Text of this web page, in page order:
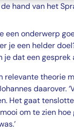
hand van het
een onderwerp
je een helder
je dat een
relevante theorie
daarover.
Het gaat
om te zien